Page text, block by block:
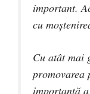
important.
cu
Cu atât mai
promovarea
importantă